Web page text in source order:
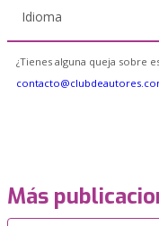
Idioma
¿Tienes alguna queja sobre
Más